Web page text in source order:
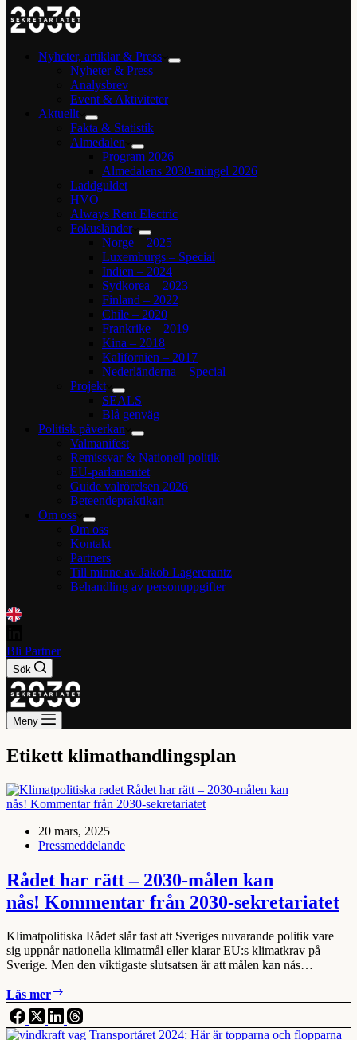
Nyheter, artiklar & Press
Nyheter & Press
Analysbrev
Event & Aktiviteter
Aktuellt
Fakta & Statistik
Almedalen
Program 2026
Almedalens 2030-mingel 2026
Laddguldet
HVO
Always Rent Electric
Fokusländer
Norge – 2025
Luxemburgs – Special
Indien – 2024
Sydkorea – 2023
Finland – 2022
Chile – 2020
Frankrike – 2019
Kina – 2018
Kalifornien – 2017
Nederländerna – Special
Projekt
SEALS
Blå genväg
Politisk påverkan
Valmanifest
Remissvar & Nationell politik
EU-parlamentet
Guide valrörelsen 2026
Beteendepraktikan
Om oss
Om oss
Kontakt
Partners
Till minne av Jakob Lagercrantz
Behandling av personuppgifter
Bli Partner
Sök
Meny
Etikett klimathandlingsplan
20 mars, 2025
Pressmeddelande
Rådet har rätt – 2030-målen kan
nås! Kommentar från 2030-sekretariatet
Klimatpolitiska Rådet slår fast att Sveriges nuvarande politik vare
sig uppnår nationella klimatmål eller klarar EU:s klimatkrav på
Sverige. Men den viktigaste slutsatsen är att målen kan nås…
Läs mer
har
rätt
–